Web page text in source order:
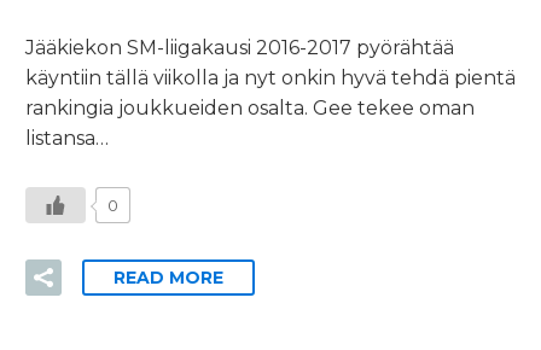
Jääkiekon SM-liigakausi 2016-2017 pyörähtää
käyntiin tällä viikolla ja nyt onkin hyvä tehdä pientä
rankingia joukkueiden osalta. Gee tekee oman
listansa…
0
READ MORE